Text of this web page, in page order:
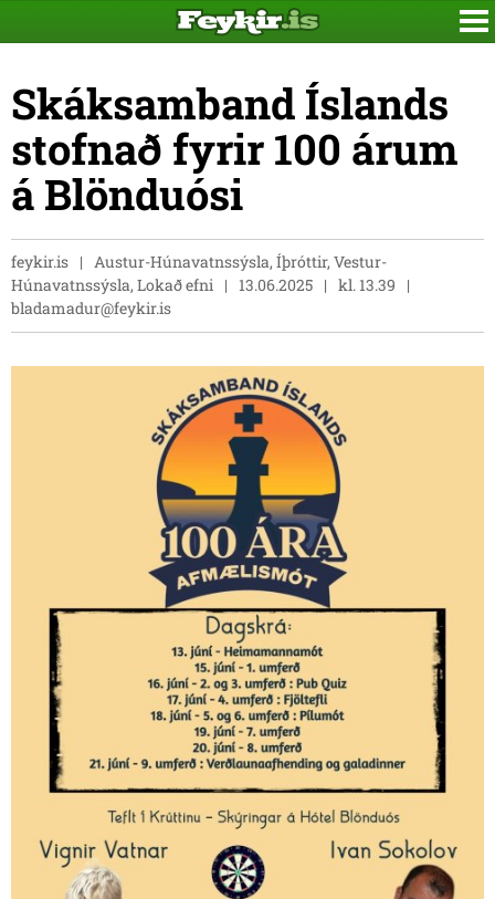
Skáksamband Íslands
stofnað fyrir 100 árum
á Blönduósi
feykir.is
Austur-Húnavatnssýsla, Íþróttir, Vestur-
Húnavatnssýsla, Lokað efni
13.06.2025
kl. 13.39
bladamadur@feykir.is